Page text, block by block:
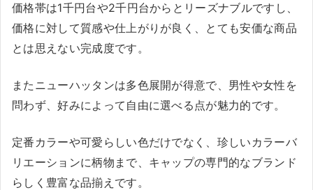
価格帯は1千円台や2千円台からとリーズナブルですし、
価格に対して質感や仕上がりが良く、とても安価な商品
とは思えない完成度です。
またニューハッタンは多色展開が得意で、男性や女性を
問わず、好みによって自由に選べる点が魅力的です。
定番カラーや可愛らしい色だけでなく、珍しいカラーバ
リエーションに柄物まで、キャップの専門的なブランド
らしく豊富な品揃えです。